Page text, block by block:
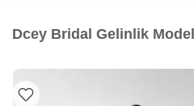
Dcey Bridal Gelinlik